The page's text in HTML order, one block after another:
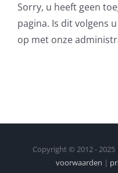
Sorry, u heeft geen
pagina. Is dit volgens
op met onze
Copyright © 2012 - 2025
voorwaarden |